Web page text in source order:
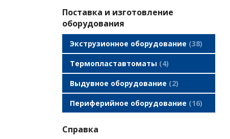
Поставка и изготовление
оборудования
Экструзионное оборудование 38
Термопластавтоматы 4
Выдувное оборудование 2
Периферийное оборудование 16
Справка